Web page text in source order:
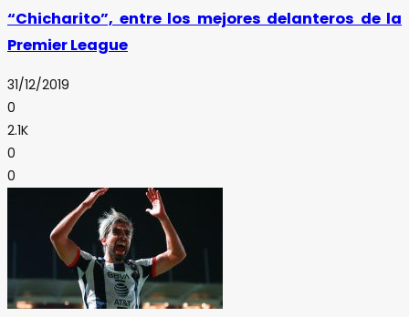
“Chicharito”, entre los mejores delanteros de la
Premier League
31/12/2019
0
2.1K
0
0